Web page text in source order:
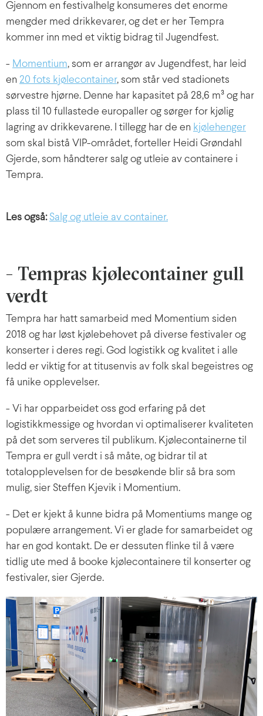
Gjennom en festivalhelg konsumeres det enorme
mengder med drikkevarer, og det er her Tempra
kommer inn med et viktig bidrag til Jugendfest.
- Momentium, som er arrangør av Jugendfest, har leid
en 20 fots kjølecontainer, som står ved stadionets
sørvestre hjørne. Denne har kapasitet på 28,6 m³ og har
plass til 10 fullastede europaller og sørger for kjølig
lagring av drikkevarene. I tillegg har de en kjølehenger
som skal bistå VIP-området, forteller Heidi Grøndahl
Gjerde, som håndterer salg og utleie av containere i
Tempra.
Les også: Salg og utleie av container.
- Tempras kjølecontainer gull
verdt
Tempra har hatt samarbeid med Momentium siden
2018 og har løst kjølebehovet på diverse festivaler og
konserter i deres regi. God logistikk og kvalitet i alle
ledd er viktig for at titusenvis av folk skal begeistres og
få unike opplevelser.
- Vi har opparbeidet oss god erfaring på det
logistikkmessige og hvordan vi optimaliserer kvaliteten
på det som serveres til publikum. Kjølecontainerne til
Tempra er gull verdt i så måte, og bidrar til at
totalopplevelsen for de besøkende blir så bra som
mulig, sier Steffen Kjevik i Momentium.
- Det er kjekt å kunne bidra på Momentiums mange og
populære arrangement. Vi er glade for samarbeidet og
har en god kontakt. De er dessuten flinke til å være
tidlig ute med å booke kjølecontainere til konserter og
festivaler, sier Gjerde.